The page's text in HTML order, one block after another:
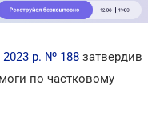
2023 р. № 188 затвердив
по частковому